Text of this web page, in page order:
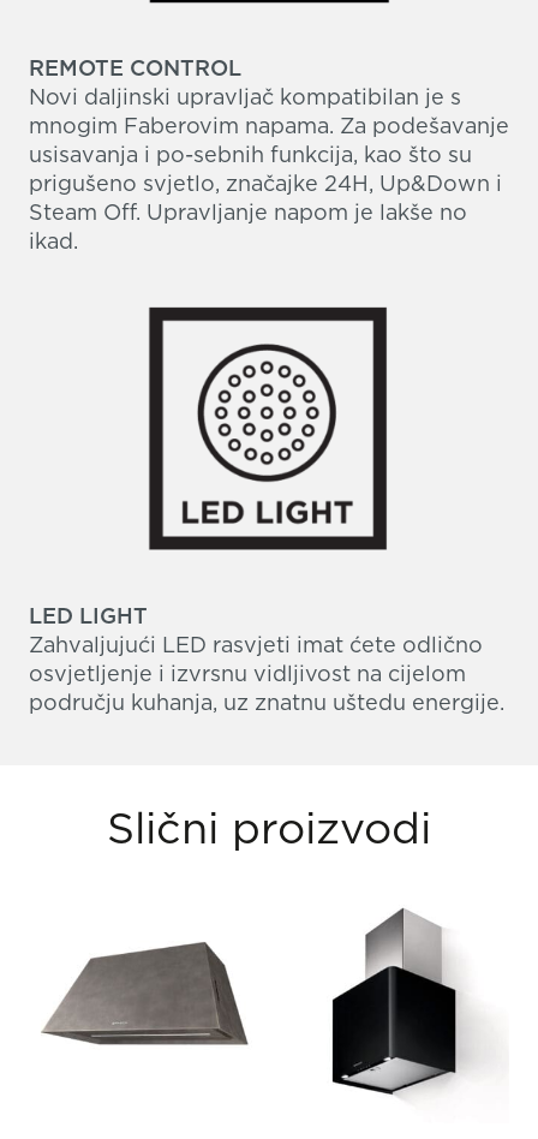
REMOTE CONTROL
Novi daljinski upravljač kompatibilan je s
mnogim Faberovim napama. Za podešavanje
usisavanja i po-sebnih funkcija, kao što su
prigušeno svjetlo, značajke 24H, Up&Down i
Steam Off. Upravljanje napom je lakše no
ikad.
LED LIGHT
Zahvaljujući LED rasvjeti imat ćete odlično
osvjetljenje i izvrsnu vidljivost na cijelom
području kuhanja, uz znatnu uštedu energije.
Slični proizvodi